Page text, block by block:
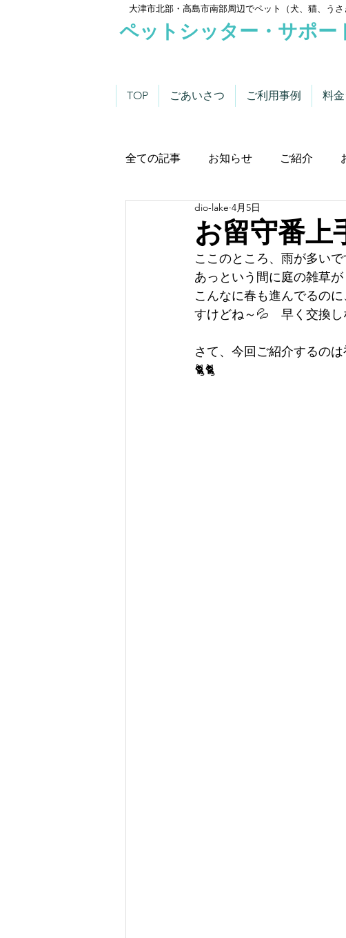
大津市北部・高島市南部周辺でペット（犬、猫、う
ペットシッター・サポー
TOP ごあいさつ ご利用事例 料
全ての記事 お知らせ ご紹介
わんこにゃんこニュース
お留守番上
dio-lake 4月5日
ここのところ、雨が多い
あっという間に庭の雑草
こんなに春も進んでるの
すけどね～💦　早く交換
さて、今回ご紹介するの
🐈🐈